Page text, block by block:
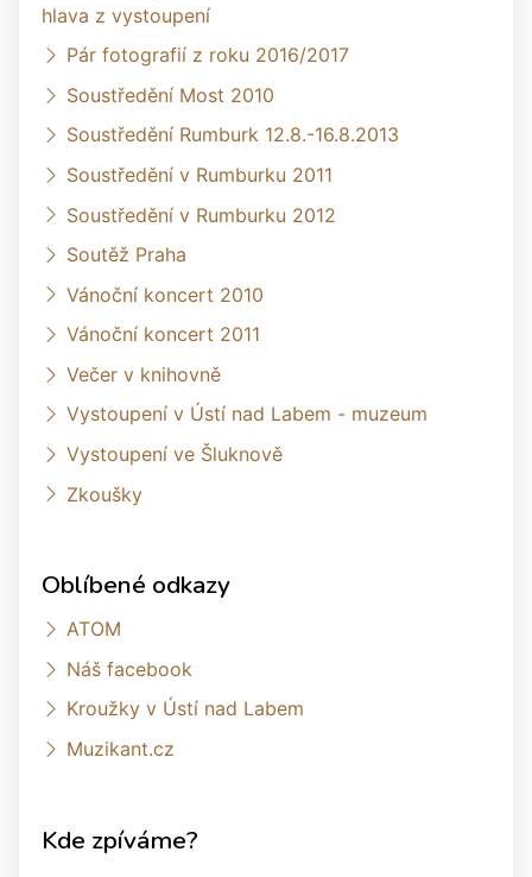
hlava z vystoupení
Pár fotografií z roku 2016/2017
Soustředění Most 2010
Soustředění Rumburk 12.8.-16.8.2013
Soustředění v Rumburku 2011
Soustředění v Rumburku 2012
Soutěž Praha
Vánoční koncert 2010
Vánoční koncert 2011
Večer v knihovně
Vystoupení v Ústí nad Labem - muzeum
Vystoupení ve Šluknově
Zkoušky
Oblíbené odkazy
ATOM
Náš facebook
Kroužky v Ústí nad Labem
Muzikant.cz
Kde zpíváme?